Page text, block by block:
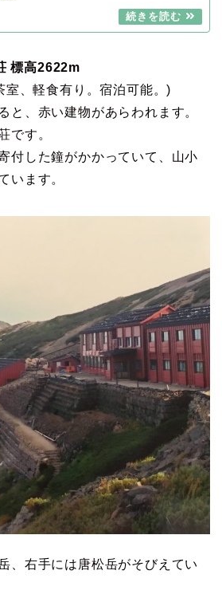
標高2622m
室、軽食有り。宿泊可能。)
と、赤い建物があらわれます。
です。
付した鐘がかかっていて、山小
います。
、右手には唐松岳がそびえてい